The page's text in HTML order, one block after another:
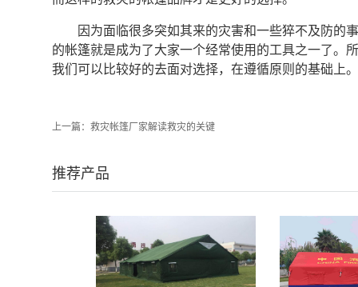
因为面临很多突如其来的灾害和一些猝不及防的
的帐篷就是成为了大家一个经常使用的工具之一了。
我们可以比较好的去面对选择，在遵循原则的基础上。
上一篇： 救灾帐篷厂家解读救灾的关键
推荐产品